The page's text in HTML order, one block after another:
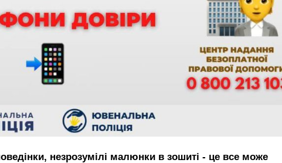
незрозумілі малюнки в зошиті - це все може